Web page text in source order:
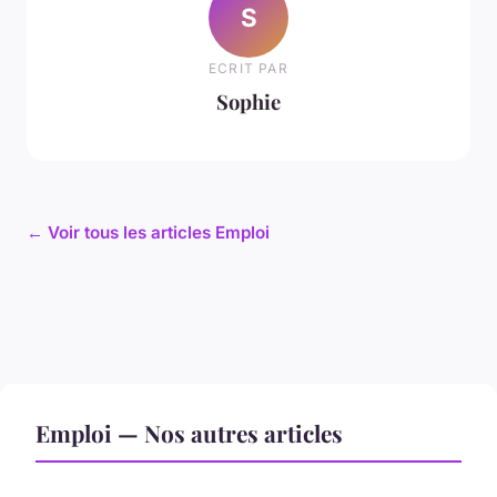
S
ECRIT PAR
Sophie
← Voir tous les articles Emploi
Emploi — Nos autres articles